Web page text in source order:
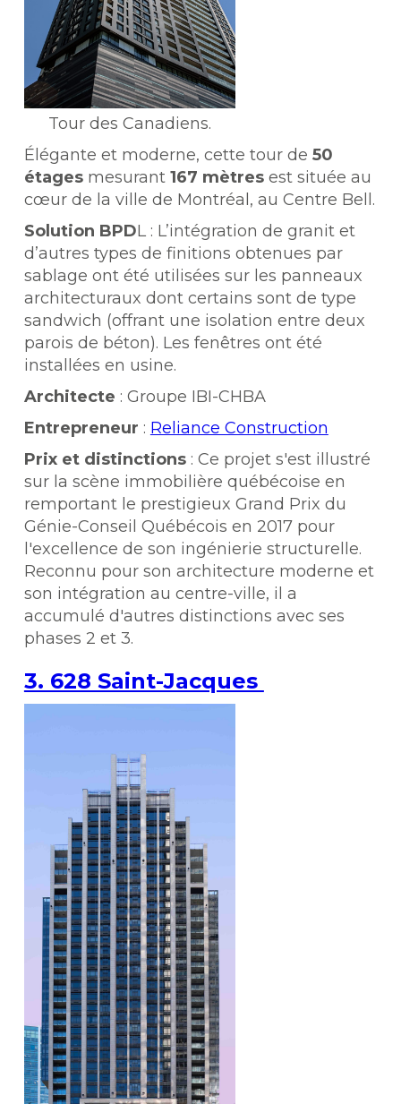
Tour des Canadiens.
Élégante et moderne, cette tour de 50
étagesmesurant 167 mètresest située au
cœur de la ville de Montréal, au Centre Bell.
Solution BPDL : L’intégration de granit et
d’autres types de finitions obtenues par
sablage ont été utilisées sur les panneaux
architecturaux dont certains sont de type
sandwich (offrant une isolation entre deux
parois de béton). Les fenêtres ont été
installées en usine.
Architecte : Groupe IBI-CHBA
Entrepreneur : Reliance Construction
Prix et distinctions : Ce projet s'est illustré
sur la scène immobilière québécoise en
remportant le prestigieux Grand Prix du
Génie-Conseil Québécois en 2017 pour
l'excellence de son ingénierie structurelle.
Reconnu pour son architecture moderne et
son intégration au centre-ville, il a
accumulé d'autres distinctions avec ses
phases 2 et 3.
3. 628 Saint-Jacques